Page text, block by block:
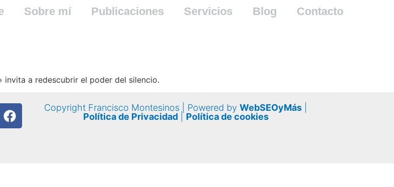
Sobre mí Publicaciones Servicios Blog Contacto
a redescubrir el poder del silencio.
Copyright Francisco Montesinos | Powered byWebSEOyMás
Política de Privacidad| Política de cookies